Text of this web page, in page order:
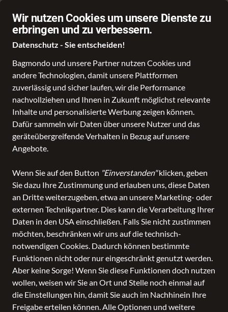
Wir nutzen Cookies um unsere Dienste zu
erbringen und zu verbessern.
Datenschutz - Sie entscheiden!
Bagmondo und unsere Partner nutzen Cookies und
andere Technologien, damit unsere Plattformen
zuverlässig und sicher laufen, wir die Performance
nachvollziehen und Ihnen in Zukunft möglichst relevante
Inhalte und personalisierte Werbung zeigen können.
Dafür sammeln wir Daten über unsere Nutzer und das
geräteübergreifende Verhalten in Bezug auf unsere
Angebote.
Wenn Sie auf den Button "Einverstanden"klicken, geben
Sie dazu Ihre Zustimmung und erlauben uns, diese Daten
an Dritte weiterzugeben, etwa an unsere Marketing- oder
externen Technikpartner. Dies kann die Verarbeitung Ihrer
Daten in den USA einschließen. Falls Sie nicht zustimmen
möchten, beschränken wir uns auf die technisch-
notwendigen Cookies. Dadurch können bestimmte
Funktionen nicht oder nur eingeschränkt genutzt werden.
Aber keine Sorge! Wenn Sie diese Funktionen doch nutzen
wollen, weisen wir Sie an Ort und Stelle noch einmal auf
die Einstellungen hin, damit Sie auch im Nachhinein Ihre
Freigabe erteilen können. Alle Optionen und weitere
Reise Business Freizeit Fashion & Lifestyle
Kånken Laptop 17'
Preis
139,95 € inkl. MwSt., VersandGRATIS